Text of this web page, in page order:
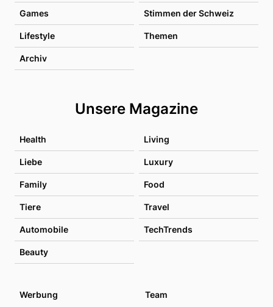
Games Stimmen der Schweiz
Lifestyle Themen
Archiv
Unsere Magazine
Health Living
Liebe Luxury
Family Food
Tiere Travel
Automobile TechTrends
Beauty
Werbung Team